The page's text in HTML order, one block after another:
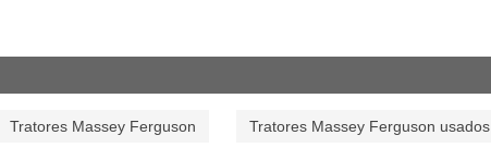
Tratores Massey Ferguson Tratores Massey Ferguson usados